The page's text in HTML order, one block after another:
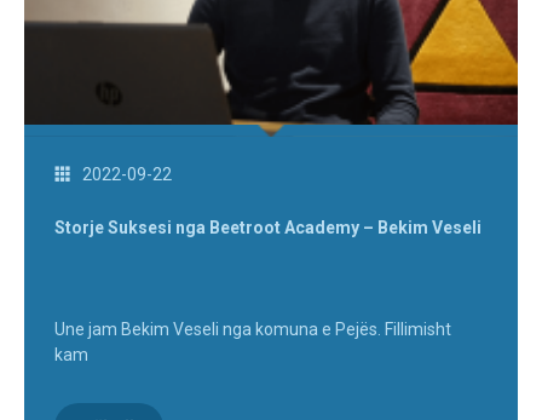
2022-09-22
Storje Suksesi nga Beetroot Academy – Bekim Veseli
Une jam Bekim Veseli nga komuna e Pejës. Fillimisht
kam